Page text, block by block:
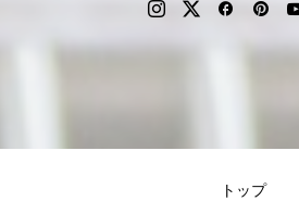
トップ